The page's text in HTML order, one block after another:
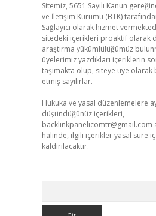
Sitemiz, 5651 Sayılı Kanun
ve İletişim Kurumu (BTK)
Sağlayıcı olarak hizmet
sitedeki içerikleri proaktif olarak
araştırma yükümlülüğümüz
üyelerimiz yazdıkları içeriklerin
taşımakta olup, siteye üye
etmiş sayılırlar.
Hukuka ve yasal düzenlemelere
düşündüğünüz içerikleri,
backlinkpanelicomtr@gmail.com
halinde, ilgili içerikler yasal süre
kaldırılacaktır.